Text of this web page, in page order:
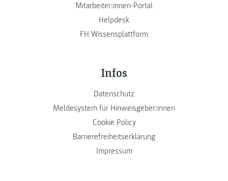
Mitarbeiter:innen-Portal
Helpdesk
FH Wissensplattform
Infos
Datenschutz
Meldesystem für Hinweisgeber:innen
Cookie Policy
Barrierefreiheitserklärung
Impressum